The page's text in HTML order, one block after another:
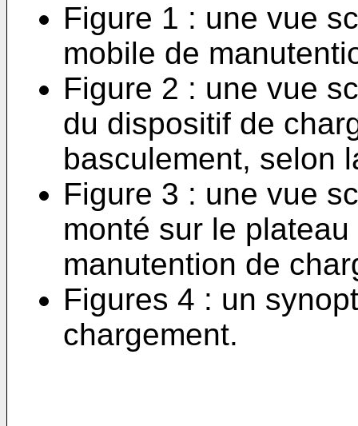
Figure 1 : une vue
mobile de
Figure 2 : une vue
du dispositif de
basculement, selon
Figure 3 : une vue
monté sur le
manutention de
Figures 4 : un
chargement.